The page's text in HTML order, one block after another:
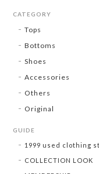
CATEGORY
Tops
Bottoms
Shoes
Accessories
Others
Original
GUIDE
1999 used clothing
COLLECTION LOOK